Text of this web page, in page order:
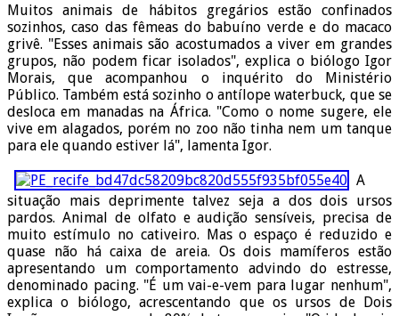
Muitos animais de hábitos gregários estão confinados
sozinhos, caso das fêmeas do babuíno verde e do macaco
grivê. "Esses animais são acostumados a viver em grandes
grupos, não podem ficar isolados", explica o biólogo Igor
Morais, que acompanhou o inquérito do Ministério
Público. Também está sozinho o antílope waterbuck, que se
desloca em manadas na África. "Como o nome sugere, ele
vive em alagados, porém no zoo não tinha nem um tanque
para ele quando estiver lá", lamenta Igor.
A
situação mais deprimente talvez seja a dos dois ursos
pardos. Animal de olfato e audição sensíveis, precisa de
muito estímulo no cativeiro. Mas o espaço é reduzido e
quase não há caixa de areia. Os dois mamíferos estão
apresentando um comportamento advindo do estresse,
denominado pacing. "É um vai-e-vem para lugar nenhum",
explica o biólogo, acrescentando que os ursos de Dois